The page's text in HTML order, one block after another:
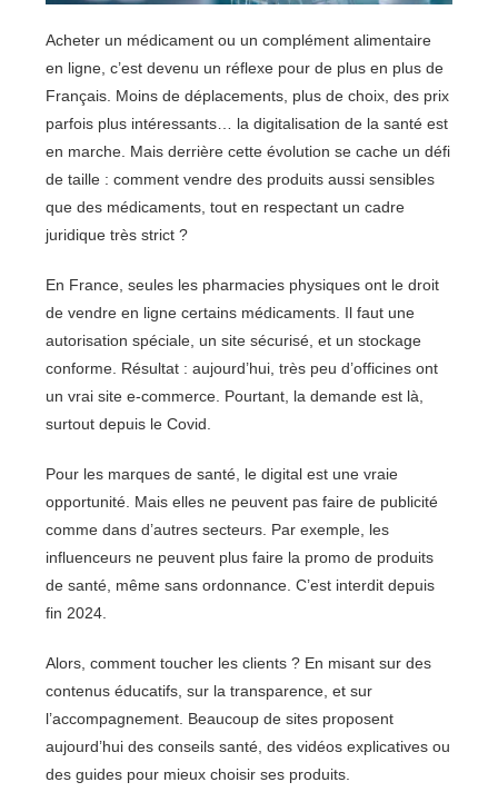
Acheter un médicament ou un complément alimentaire
en ligne, c’est devenu un réflexe pour de plus en plus de
Français. Moins de déplacements, plus de choix, des prix
parfois plus intéressants… la digitalisation de la santé est
en marche. Mais derrière cette évolution se cache un défi
de taille : comment vendre des produits aussi sensibles
que des médicaments, tout en respectant un cadre
juridique très strict ?
En France, seules les pharmacies physiques ont le droit
de vendre en ligne certains médicaments. Il faut une
autorisation spéciale, un site sécurisé, et un stockage
conforme. Résultat : aujourd’hui, très peu d’officines ont
un vrai site e-commerce. Pourtant, la demande est là,
surtout depuis le Covid.
Pour les marques de santé, le digital est une vraie
opportunité. Mais elles ne peuvent pas faire de publicité
comme dans d’autres secteurs. Par exemple, les
influenceurs ne peuvent plus faire la promo de produits
de santé, même sans ordonnance. C’est interdit depuis
fin 2024.
Alors, comment toucher les clients ? En misant sur des
contenus éducatifs, sur la transparence, et sur
l’accompagnement. Beaucoup de sites proposent
aujourd’hui des conseils santé, des vidéos explicatives ou
des guides pour mieux choisir ses produits.